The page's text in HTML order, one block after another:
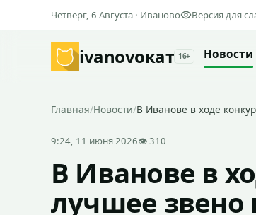
Четверг, 6 Августа · Иваново Версия для
ivanovoкат 16+ Новости
Главная/Новости/В Иванове в ходе
9:24, 11 июня 2026👁 310
В Иванове в
лучшее